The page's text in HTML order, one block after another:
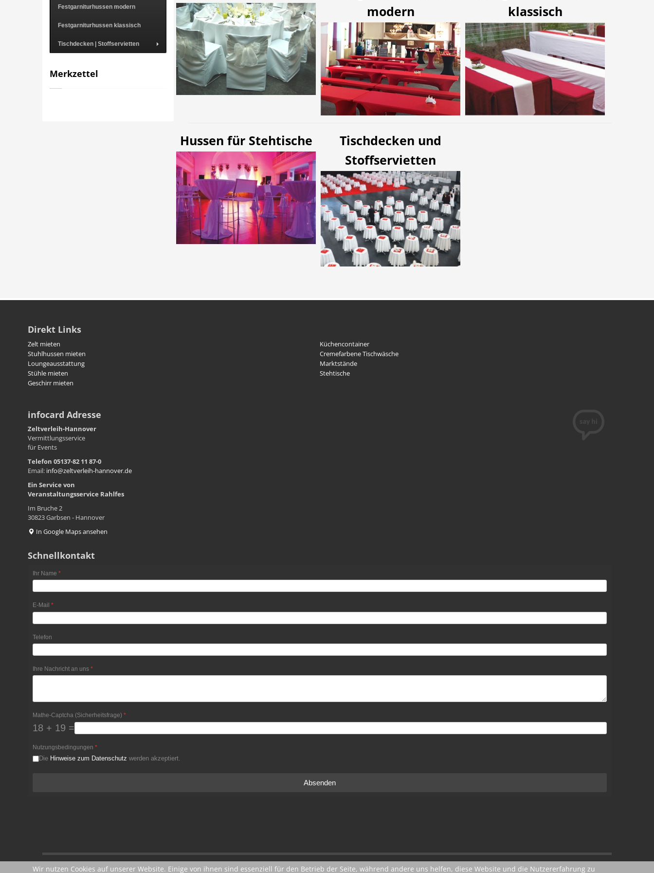
Festgarniturhussen modern
Festgarniturhussen klassisch
Tischdecken | Stoffservietten
Merkzettel
modern
klassisch
Hussen für Stehtische
Tischdecken und
Stoffservietten
Direkt Links
Zelt mieten
Küchencontainer
Stuhlhussen mieten
Cremefarbene Tischwäsche
Loungeausstattung
Marktstände
Stühle mieten
Stehtische
Geschirr mieten
infocard Adresse
Zeltverleih-Hannover
Vermittlungsservice
für Events
Telefon 05137-82 11 87-0
Email: info@zeltverleih-hannover.de
Ein Service von
Veranstaltungsservice Rahlfes
Im Bruche 2
30823 Garbsen - Hannover
In Google Maps ansehen
Schnellkontakt
Ihr Name *
E-Mail *
Telefon
Ihre Nachricht an uns *
Mathe-Captcha (Sicherheitsfrage) *
18 + 19 =
Nutzungsbedingungen *
Die Hinweise zum Datenschutz werden akzeptiert.
Absenden
Wir nutzen Cookies auf unserer Website. Einige von ihnen sind essenziell für den Betrieb der Seite, während andere uns helfen, diese Website und die Nutzererfahrung zu